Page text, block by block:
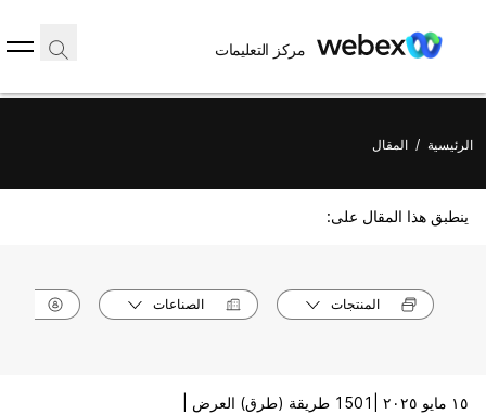
مركز التعليمات
الرئيسية / المقال
ينطبق هذا المقال على:
المنتجات الصناعات
١٥ مايو ٢٠٢٥ |
1501 طريقة (طرق) العرض |